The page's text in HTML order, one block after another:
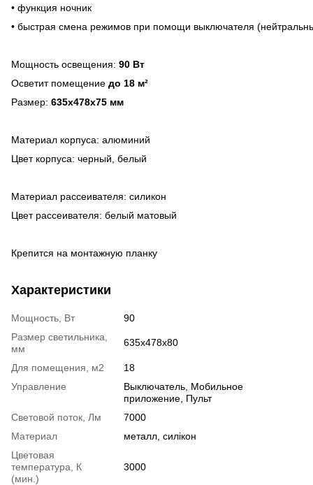
• функция ночник
• быстрая смена режимов при помощи выключателя
Мощность освещения: 90 Вт
Осветит помещение до 18 м²
Размер: 635x478x75 мм
Материал корпуса: алюминий
Цвет корпуса: черный, белый
Материал рассеивателя: силикон
Цвет рассеивателя: белый матовый
Крепится на монтажную планку
Характеристики
Мощность, Вт
90
Размер светильника,
мм
635x478x80
Для помещения, м2
18
Управление
Выключатель, Мобильное
приложение, Пульт
Световой поток, Лм
7000
Материал
металл, силікон
Цветовая
температура, К
(мин.)
3000